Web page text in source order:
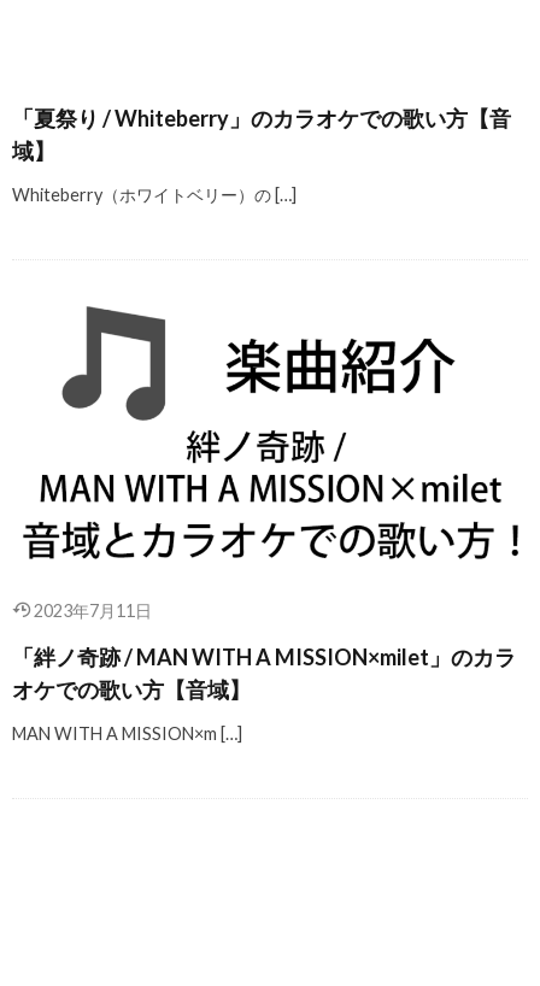
「夏祭り / Whiteberry」のカラオケでの歌い方【音
域】
Whiteberry（ホワイトベリー）の […]
2023年7月11日
「絆ノ奇跡 / MAN WITH A MISSION×milet」のカラ
オケでの歌い方【音域】
MAN WITH A MISSION×m […]